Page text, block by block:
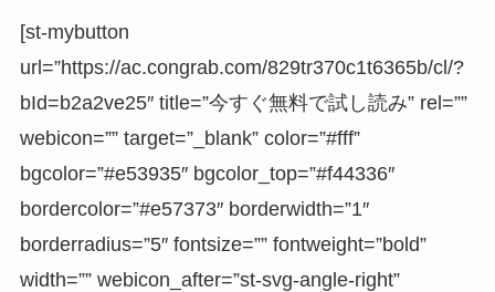
[st-mybutton
url=”https://ac.congrab.com/829tr370c1t6365b/cl/?
bId=b2a2ve25″ title=”今すぐ無料で試し読み” rel=””
webicon=”” target=”_blank” color=”#fff”
bgcolor=”#e53935″ bgcolor_top=”#f44336″
bordercolor=”#e57373″ borderwidth=”1″
borderradius=”5″ fontsize=”” fontweight=”bold”
width=”” webicon_after=”st-svg-angle-right”